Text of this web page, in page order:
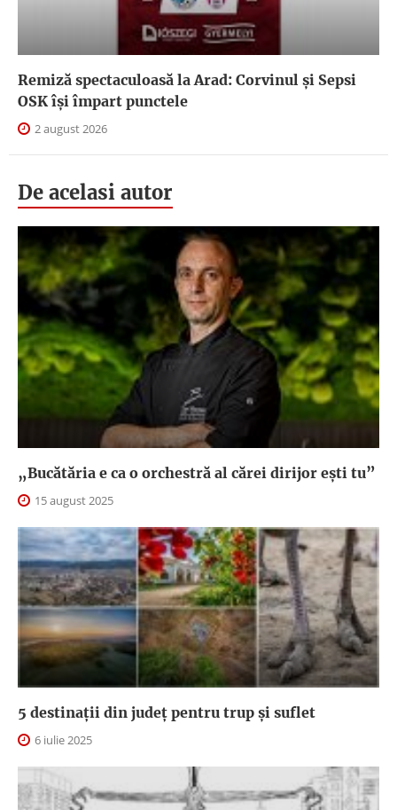
Remiză spectaculoasă la Arad: Corvinul și Sepsi
OSK îşi împart punctele
2 august 2026
De acelasi autor
„Bucătăria e ca o orchestră al cărei dirijor ești tu”
15 august 2025
5 destinații din județ pentru trup și suflet
6 iulie 2025